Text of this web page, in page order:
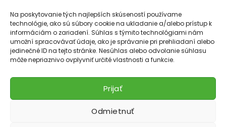
Na poskytovanie tých najlepších skúseností používame
technológie, ako sú súbory cookie na ukladanie a/alebo prístup k
informáciám o zariadení. Súhlas s týmito technológiami nám
umožní spracovávať údaje, ako je správanie pri prehliadaní alebo
jedinečné ID na tejto stránke. Nesúhlas alebo odvolanie súhlasu
môže nepriaznivo ovplyvniť určité vlastnosti a funkcie.
Prijať
Odmietnuť
+421918 530 888
Cookies